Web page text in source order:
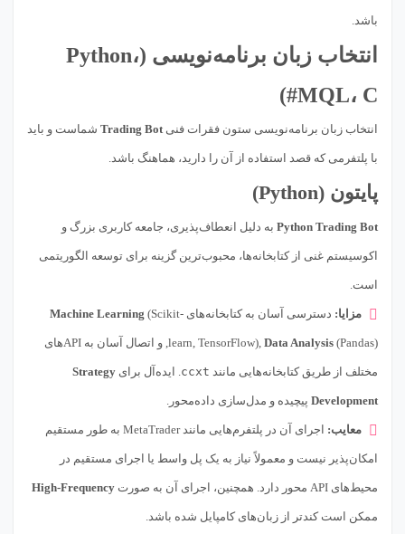
باشد.
انتخاب زبان برنامه‌نویسی (Python،
MQL، C#)
انتخاب زبان برنامه‌نویسی ستون فقرات فنیTrading Bot شماست و باید
با پلتفرمی که قصد استفاده از آن را دارید، هماهنگ باشد.
پایتون (Python)
Python Trading Bot به دلیل انعطاف‌پذیری، جامعه کاربری بزرگ و
اکوسیستم غنی از کتابخانه‌ها، محبوب‌ترین گزینه برای توسعه الگوریتمی
است.
مزایا: دسترسی آسان به کتابخانه‌های Machine Learning (Scikit-
learn, TensorFlow), Data Analysis (Pandas), و اتصال آسان به APIهای
مختلف از طریق کتابخانه‌هایی مانند ccxt. ایده‌آل برای Strategy
Development پیچیده و مدل‌سازی داده‌محور.
معایب: اجرای آن در پلتفرم‌هایی مانند MetaTrader به طور مستقیم
امکان‌پذیر نیست و معمولاً نیاز به یک پل واسط یا اجرای مستقیم در
محیط‌های API محور دارد. همچنین، اجرای آن به صورت High-Frequency
ممکن است کندتر از زبان‌های کامپایل شده باشد.